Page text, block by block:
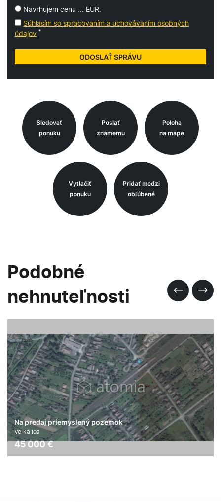
Navrhujem cenu ... EUR.
Súhlasím so spracovaním a uchovávaním osobných
údajov *
Sledovať
ponuku
Poslať
známemu
Poloha
na mape
Vytlačiť
ponuku
Pridať medzi
obľúbené
Podobné
nehnuteľnosti
Na predaj priemyslený pozemok
Veľká Ida
45 000€